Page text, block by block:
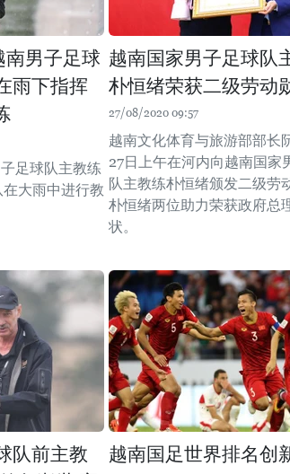
南男子足球
雨下指挥
足球队主教练
大雨中进行教
越南国家男子足球队
朴恒绪荣获二级劳动
27/08/2020 09:57
越南文化体育与旅游部部长
27日上午在河内向越南国家
队主教练朴恒绪颁发二级劳
朴恒绪两位助力荣获政府总
状。
队前主教
越南国足世界排名创